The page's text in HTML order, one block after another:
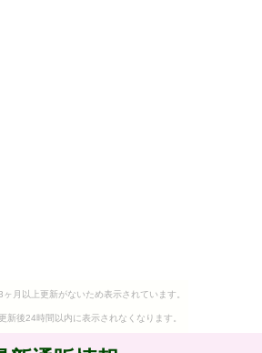
月以上更新がないため表示されています。
新後24時間以内に表示されなくなります。